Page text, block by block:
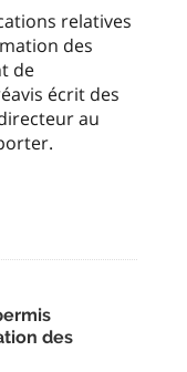
relatives
des
de
écrit des
au
des